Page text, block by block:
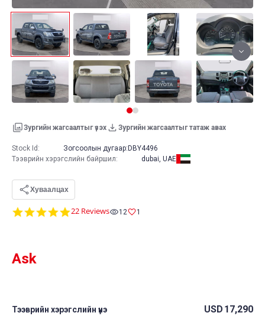
Зургийн жагсаалтыг үзэх Зургийн жагсаалтыг татаж авах
4.8
22 Reviews 12 1
Ask
Тээврийн хэрэгслийн үнэ USD 17,290
Stock Id: Зогсоолын дугаар: DBY4496
Тээврийн хэрэгслийн байршил: dubai, UAE
Хуваалцах